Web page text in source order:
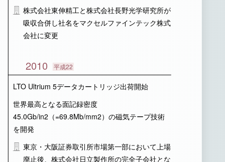
株式会社東伸精工と株式会社長野光学研究所が
吸収合併し社名をマクセルファインテック株式
会社に変更
2010 平成22
LTO Ultrium 5データカートリッジ出荷開始
世界最高となる面記録密度
45.0Gb/in2（=69.8Mb/mm2）の磁気テープ技術
を開発
東京・大阪証券取引所市場第一部において上場
廃止後、株式会社日立製作所の完全子会社とな